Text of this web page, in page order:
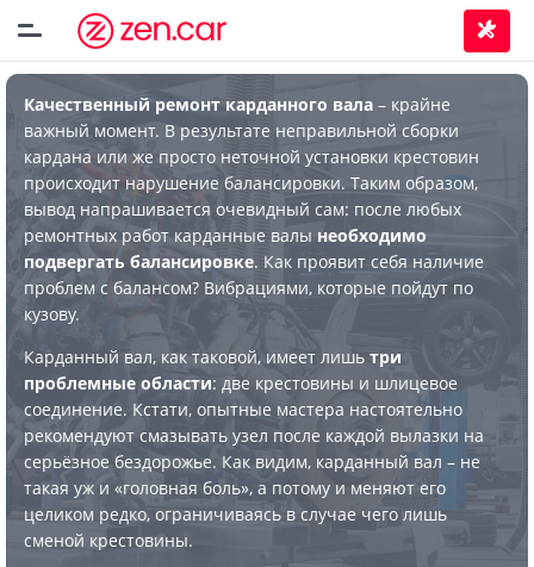
Качественный ремонт карданного вала – крайне
важный момент. В результате неправильной сборки
кардана или же просто неточной установки крестовин
происходит нарушение балансировки. Таким образом,
вывод напрашивается очевидный сам: после любых
ремонтных работ карданные валы необходимо
подвергать балансировке. Как проявит себя наличие
проблем с балансом? Вибрациями, которые пойдут по
кузову.
Карданный вал, как таковой, имеет лишь три
проблемные области: две крестовины и шлицевое
соединение. Кстати, опытные мастера настоятельно
рекомендуют смазывать узел после каждой вылазки на
серьёзное бездорожье. Как видим, карданный вал – не
такая уж и «головная боль», а потому и меняют его
целиком редко, ограничиваясь в случае чего лишь
сменой крестовины.